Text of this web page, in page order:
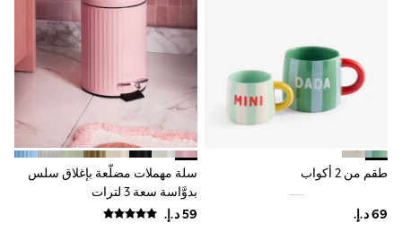
Baby Summer Nightwear
Occasionwear
Dresses
Sets & Outfits
Rompers
Sun Hats & Caps
Mens' Holiday Shop
Occasionwear
طقم من 2 أكواب
سلة مهملات مضلَّعة بإغلاق سلس
بدوَّاسة سعة 3 لترات